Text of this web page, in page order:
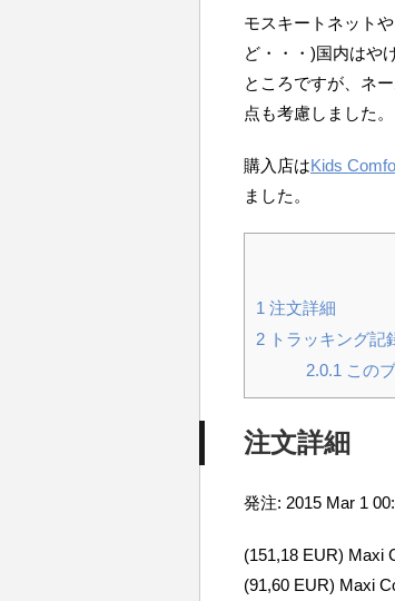
モスキートネット
ど・・・)国内はや
ところですが、ネ
点も考慮しました。
購入店はKids
ました。
1 注文詳細
2 トラッキング記
2.0.1 この
注文詳細
発注: 2015 Mar 1
(151,18 EUR) Maxi
(91,60 EUR) Maxi